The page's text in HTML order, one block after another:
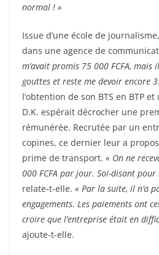
normal ! »
Issue d’une école de
dans une agence de
m’avait promis 75 000 FCFA, mais
gouttes et reste me devoir encore
l’obtention de son BTS en BTP
D.K. espérait décrocher une
rémunérée. Recrutée par un
copines, ce dernier leur a
prime de transport. « On ne
000 FCFA par jour. Soi-disant pour
relate-t-elle. « Par la suite, il n’a
engagements. Les paiements ont
croire que l’entreprise était en
ajoute-t-elle.